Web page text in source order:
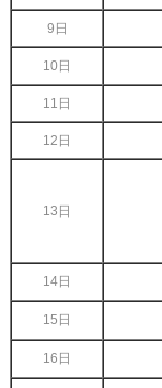
9日
10日
11日
12日
13日
14日
15日
16日